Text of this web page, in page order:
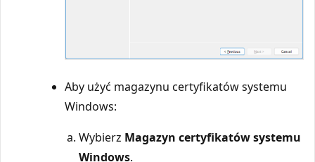
Aby użyć magazynu certyfikatów systemu
Windows:
Wybierz Magazyn certyfikatów systemu
Windows.